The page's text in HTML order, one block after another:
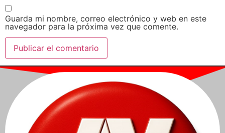
Guarda mi nombre, correo electrónico y web en este
navegador para la próxima vez que comente.